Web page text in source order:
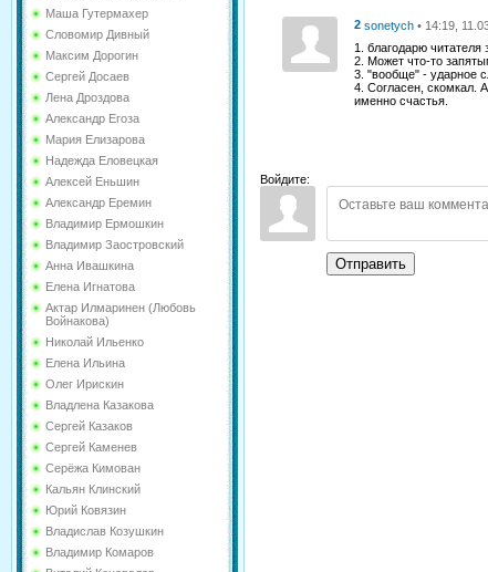
Маша Гутермахер
Словомир Дивный
Максим Дорогин
Сергей Досаев
Лена Дроздова
Александр Егоза
Мария Елизарова
Надежда Еловецкая
Алексей Еньшин
Александр Еремин
Владимир Ермошкин
Владимир Заостровский
Анна Ивашкина
Елена Игнатова
Актар Илмаринен (Любовь
Войнакова)
Николай Ильенко
Елена Ильина
Олег Ирискин
Владлена Казакова
Сергей Казаков
Сергей Каменев
Серёжа Кимован
Кальян Клинский
Юрий Ковязин
Владислав Козушкин
Владимир Комаров
2 sonetych • 14:19,
1. благодарю читателя
2. Может что-то
3. "вообще" - ударное
4. Согласен, скомкал.
именно счастья.
Войдите:
Отправить